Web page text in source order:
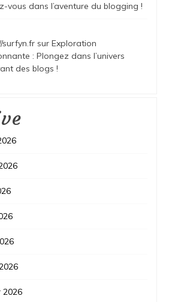
vous dans l’aventure du blogging !
surfyn.frsur Exploration
: Plongez dans l’univers
des blogs !
2026